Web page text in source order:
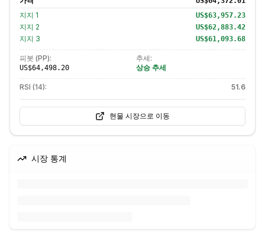
지지 1 US$63,957.23
지지 2 US$62,883.42
지지 3 US$61,093.68
피봇 (PP):
US$64,498.20
추세:
상승 추세
RSI (14): 51.6
현물 시장으로 이동
시장 통계